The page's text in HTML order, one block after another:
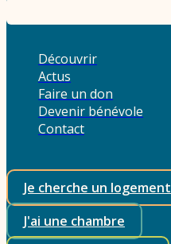
Découvrir
Actus
Faire un don
Devenir bénévole
Contact
Je cherche un logement
J'ai une chambre